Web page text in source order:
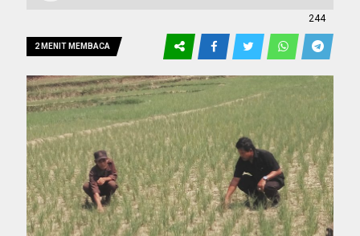
244
2 MENIT MEMBACA